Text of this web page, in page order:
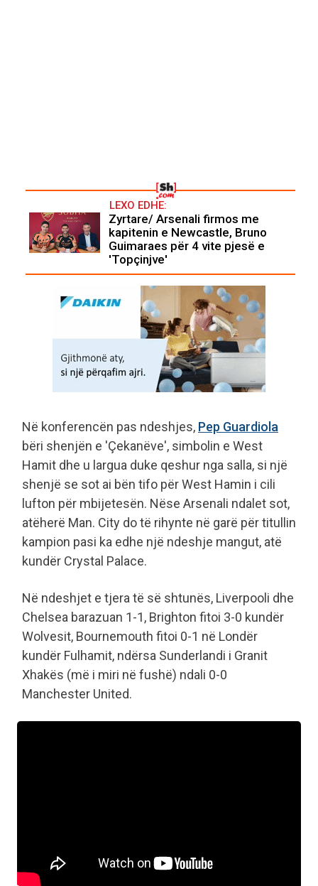
LEXO EDHE:
Zyrtare/ Arsenali firmos me
kapitenin e Newcastle, Bruno
Guimaraes për 4 vite pjesë e
'Topçinjve'
Në konferencën pas ndeshjes, Pep Guardiola
bëri shenjën e 'Çekanëve', simbolin e West
Hamit dhe u largua duke qeshur nga salla, si një
shenjë se sot ai bën tifo për West Hamin i cili
lufton për mbijetesën. Nëse Arsenali ndalet sot,
atëherë Man. City do të rihynte në garë për titullin
kampion pasi ka edhe një ndeshje mangut, atë
kundër Crystal Palace.
Në ndeshjet e tjera të së shtunës, Liverpooli dhe
Chelsea barazuan 1-1, Brighton fitoi 3-0 kundër
Wolvesit, Bournemouth fitoi 0-1 në Londër
kundër Fulhamit, ndërsa Sunderlandi i Granit
Xhakës (më i miri në fushë) ndali 0-0
Manchester United.